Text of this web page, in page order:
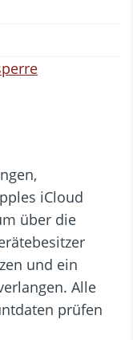
iCloud
über die
und ein
Alle
prüfen